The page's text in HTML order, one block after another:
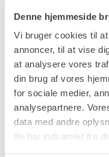
Denne hjemmeside
Vi bruger cookies til
annoncer, til at vise
at analysere vores
din brug af vores
for sociale medier,
analysepartnere.
data med andre
de har indsamlet fra